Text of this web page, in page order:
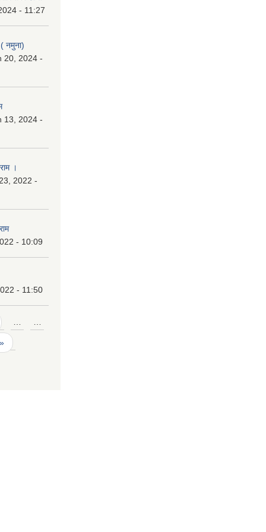
- 11:27
( नमुना)
20, 2024 -
13, 2024 -
।
2022 -
- 10:09
- 11:50
… …